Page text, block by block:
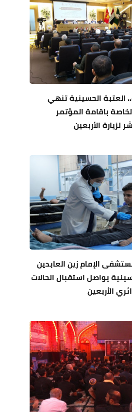
العتبة الحسينية تنهي
باقامة المؤتمر
لزيارة الأربعين
الإمام زين العابدين
يواصل استقبال الحالات
الأربعين